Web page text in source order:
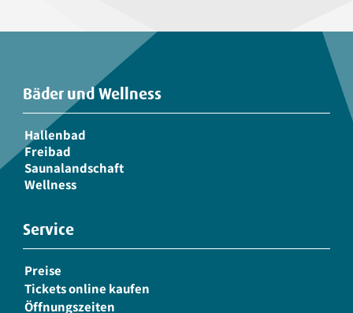
Bäder und Wellness
Hallenbad
Freibad
Saunalandschaft
Wellness
Service
Preise
Tickets online kaufen
Öffnungszeiten